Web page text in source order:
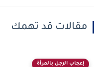
مقالات قد تهمك
إعجاب الرجل بالمرأة